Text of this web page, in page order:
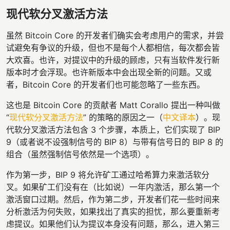
现代软分叉激活方法
虽然 Bitcoin Core 的开发者们确实会考虑用户的需求，并尝
试避免有争议的升级，但也不是每个人都相信，每次都会皆
大欢喜。也许，对提议中的升级的顾虑，只有当软件发行新
版本时才会浮现。也许新版本中会出现全新的问题。又或
者，Bitcoin Core 的开发者们也可能忽略了一些东西。
这也是 Bitcoin Core 的贡献者 Matt Corallo 提出一种叫做
“现代软分叉激活方法” 的策略的原因之一（中文译本）。现
代软分叉激活方法包含 3 个步骤，本质上，它们实现了 BIP
9（或者说不设强制信号的 BIP 8）与带有信号日的 BIP 8 的
组合（虽然强制信号依然是一个选项）。
作为第一步，BIP 9 将允许矿工通过哈希算力来激活软分
叉。如果矿工们没有在（比如说）一年内激活，那么第一个
激活窗口过期。然后，作为第二步，开发者们花一些时间来
分析激活为何失败，如果找出了真实的担忧，那么要重新考
虑提议。如果他们认为提议本身没有问题，那么，进入第三